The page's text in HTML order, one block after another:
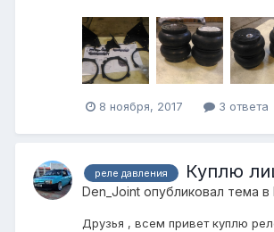
8 ноября, 2017 3 ответа
реле давления Куплю
Den_Joint опубликовал тема в
Друзья , всем привет куплю